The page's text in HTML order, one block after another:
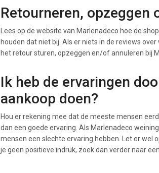
Retourneren, opzeggen
Lees op de website van Marlenadeco hoe de
houden dat niet bij. Als er niets in de reviews
het retour sturen, opzeggen en/of annuleren bij
Ik heb de ervaringen
aankoop doen?
Hou er rekening mee dat de meeste mensen
dan een goede ervaring. Als Marlenadeco
mensen een slechte ervaring hebben. Let er wel
je geen positieve indruk, zoek dan verder naar